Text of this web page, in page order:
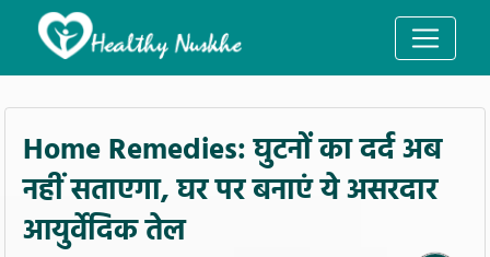
Home Remedies: घुटनों का दर्द अब
नहीं सताएगा, घर पर बनाएं ये असरदार
आयुर्वेदिक तेल